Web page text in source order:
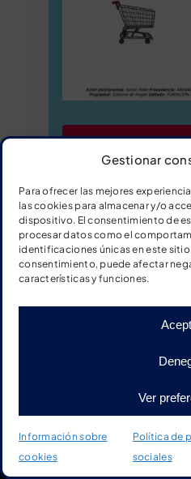
Gestionar
Para ofrecer las mejores
las cookies para almacenar y/o
dispositivo. El consentimiento de
procesar datos como el
identificaciones únicas en este
consentimiento, puede afectar
características y funciones.
Ver
Información sobre
cookies
Política de
sociales
Series